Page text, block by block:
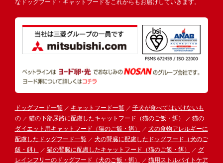
なドッグフード・キャットフードをこれからもお届けしていきます。
ドッグフード一覧 キャットフード一覧
子犬が食べてはいけないも
の
猫の下部尿路に配慮したキャットフード（猫のご飯・餌）
猫の
ダイエット用キャットフード（猫のご飯・餌）
犬の食物アレルギーに
配慮したドッグフード一覧
犬の腎臓に配慮したドッグフード（犬のご
飯・餌）
猫の腎臓に配慮したキャットフード（猫のご飯・餌）
グ
レインフリーのドッグフード（犬のご飯・餌）
猫用ストルバイトケア